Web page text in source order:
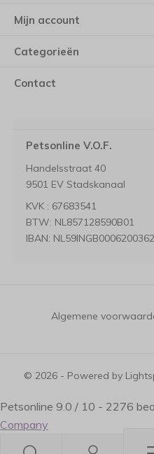
Mijn account
Categorieën
Contact
Petsonline V.O.F.
Handelsstraat 40
9501 EV Stadskanaal
KVK : 67683541
BTW: NL857128590B01
IBAN: NL59INGB0006200362
© 2026 - Powered by
Algemene
Petsonline 9.0 / 10 - 2276
Company